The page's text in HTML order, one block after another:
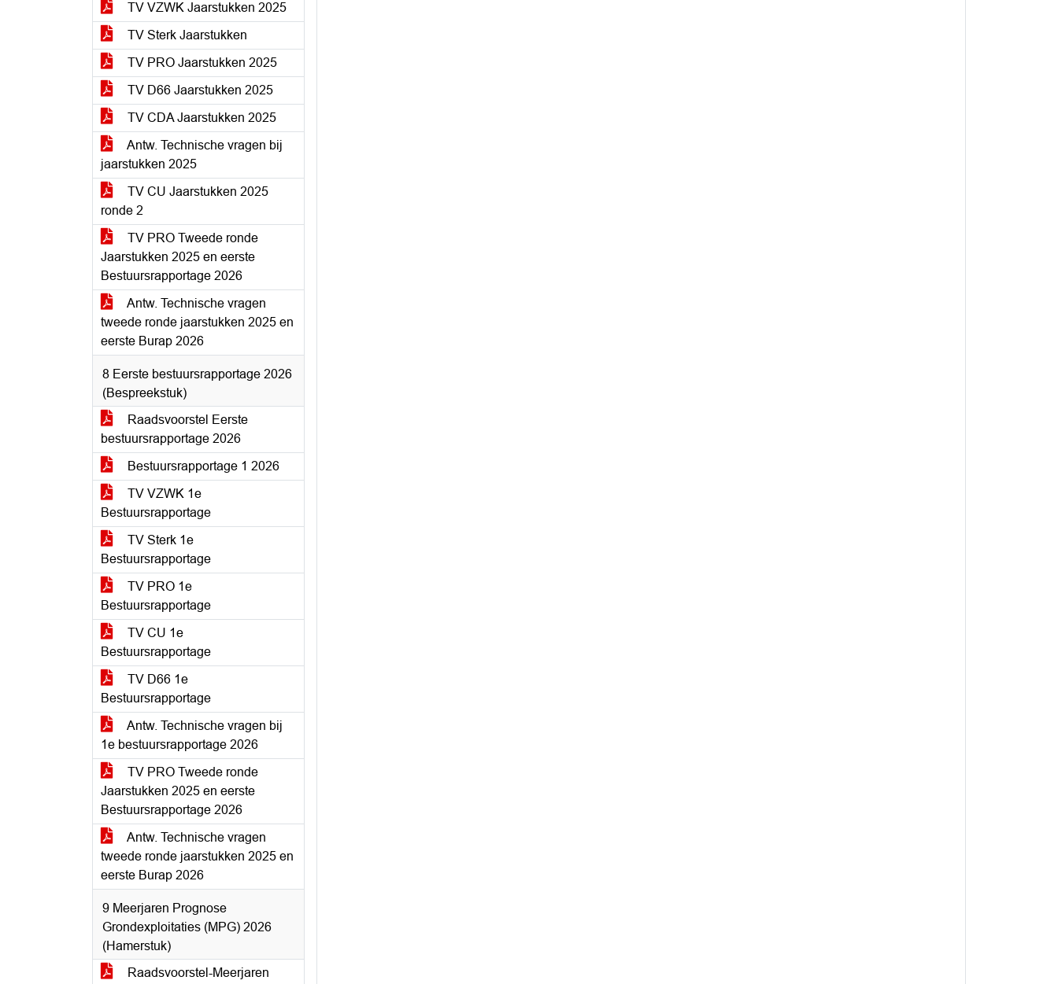
TV VZWK Jaarstukken 2025
TV Sterk Jaarstukken
TV PRO Jaarstukken 2025
TV D66 Jaarstukken 2025
TV CDA Jaarstukken 2025
Antw. Technische vragen bij
jaarstukken 2025
TV CU Jaarstukken 2025
ronde 2
TV PRO Tweede ronde
Jaarstukken 2025 en eerste
Bestuursrapportage 2026
Antw. Technische vragen
tweede ronde jaarstukken 2025 en
eerste Burap 2026
8 Eerste bestuursrapportage 2026
(Bespreekstuk)
Raadsvoorstel Eerste
bestuursrapportage 2026
Bestuursrapportage 1 2026
TV VZWK 1e
Bestuursrapportage
TV Sterk 1e
Bestuursrapportage
TV PRO 1e
Bestuursrapportage
TV CU 1e
Bestuursrapportage
TV D66 1e
Bestuursrapportage
Antw. Technische vragen bij
1e bestuursrapportage 2026
TV PRO Tweede ronde
Jaarstukken 2025 en eerste
Bestuursrapportage 2026
Antw. Technische vragen
tweede ronde jaarstukken 2025 en
eerste Burap 2026
9 Meerjaren Prognose
Grondexploitaties (MPG) 2026
(Hamerstuk)
Raadsvoorstel-Meerjaren